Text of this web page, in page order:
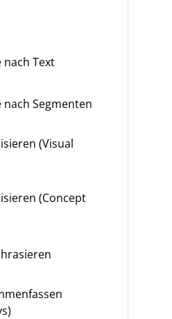
nach Text
nach Segmenten
(Visual
(Concept